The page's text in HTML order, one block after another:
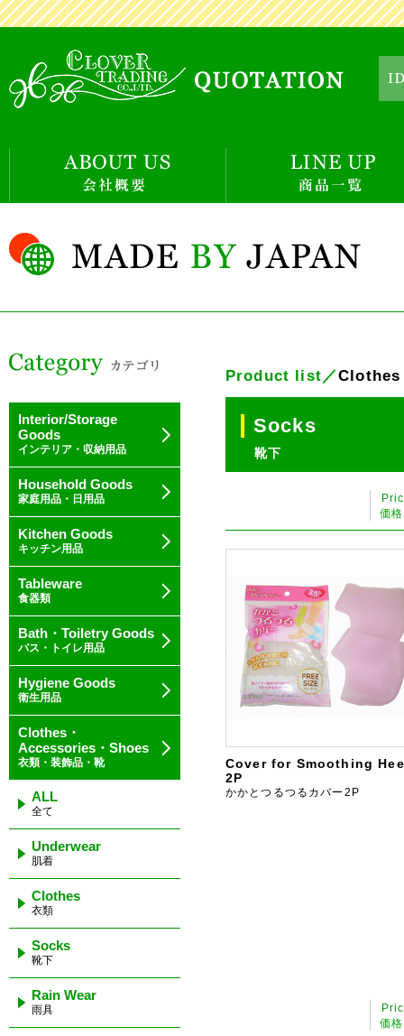
Interior/Storage
Goods
インテリア・収納用品
Household Goods
家庭用品・日用品
Kitchen Goods
キッチン用品
Tableware
食器類
Bath・Toiletry Goods
バス・トイレ用品
Hygiene Goods
衛生用品
Clothes・
Accessories・Shoes
衣類・装飾品・靴
ALL
全て
Underwear
肌着
Clothes
衣類
Socks
靴下
Rain Wear
雨具
Product list／Clothes
Socks
靴下
価
Cover for Smoothing
2P
かかとつるつるカバー2P
価